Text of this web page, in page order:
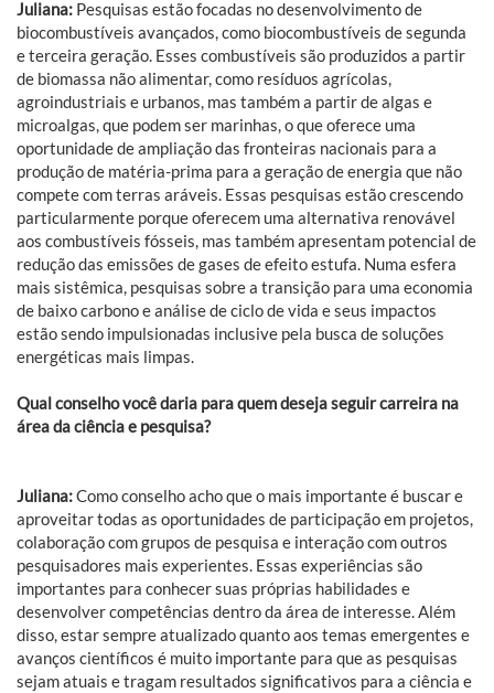
Juliana: Pesquisas estão focadas no desenvolvimento de
biocombustíveis avançados, como biocombustíveis de segunda
e terceira geração. Esses combustíveis são produzidos a partir
de biomassa não alimentar, como resíduos agrícolas,
agroindustriais e urbanos, mas também a partir de algas e
microalgas, que podem ser marinhas, o que oferece uma
oportunidade de ampliação das fronteiras nacionais para a
produção de matéria-prima para a geração de energia que não
compete com terras aráveis. Essas pesquisas estão crescendo
particularmente porque oferecem uma alternativa renovável
aos combustíveis fósseis, mas também apresentam potencial de
redução das emissões de gases de efeito estufa. Numa esfera
mais sistêmica, pesquisas sobre a transição para uma economia
de baixo carbono e análise de ciclo de vida e seus impactos
estão sendo impulsionadas inclusive pela busca de soluções
energéticas mais limpas.
Qual conselho você daria para quem deseja seguir carreira na
área da ciência e pesquisa?
Juliana:Como conselho acho que o mais importante é buscar e
aproveitar todas as oportunidades de participação em projetos,
colaboração com grupos de pesquisa e interação com outros
pesquisadores mais experientes. Essas experiências são
importantes para conhecer suas próprias habilidades e
desenvolver competências dentro da área de interesse. Além
disso, estar sempre atualizado quanto aos temas emergentes e
avanços científicos é muito importante para que as pesquisas
sejam atuais e tragam resultados significativos para a ciência e